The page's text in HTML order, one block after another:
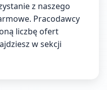
z naszego
Pracodawcy
liczbę ofert
w sekcji